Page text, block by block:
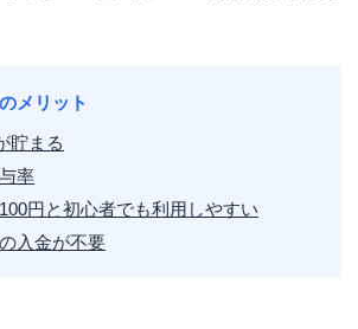
メリット
貯まる
率
円と初心者でも利用しやすい
入金が不要